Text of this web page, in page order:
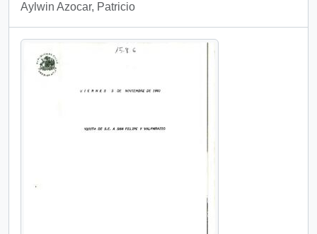
Aylwin Azocar, Patricio